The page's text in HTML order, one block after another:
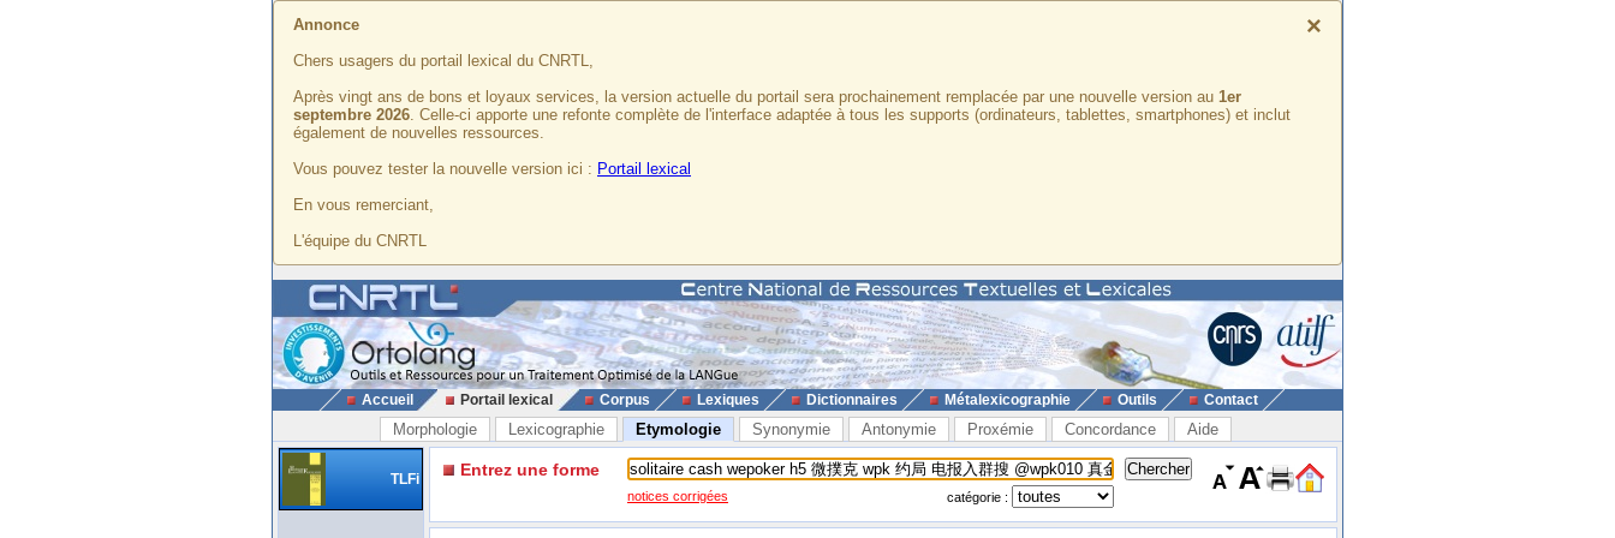
×
Annonce
Chers usagers du portail lexical du CNRTL,
Après vingt ans de bons et loyaux services, la version actuelle du portail sera prochainement remplacée par une nouvelle version au 1er
septembre 2026. Celle-ci apporte une refonte complète de l'interface adaptée à tous les supports (ordinateurs, tablettes, smartphones) et inclut
également de nouvelles ressources.
Vous pouvez tester la nouvelle version ici : Portail lexical
En vous remerciant,
L'équipe du CNRTL
Accueil Portail lexical Corpus Lexiques Dictionnaires Métalexicographie Outils Contact
Morphologie Lexicographie Etymologie Synonymie Antonymie Proxémie Concordance Aide
TLFi Entrez une forme
notices corrigées catégorie :